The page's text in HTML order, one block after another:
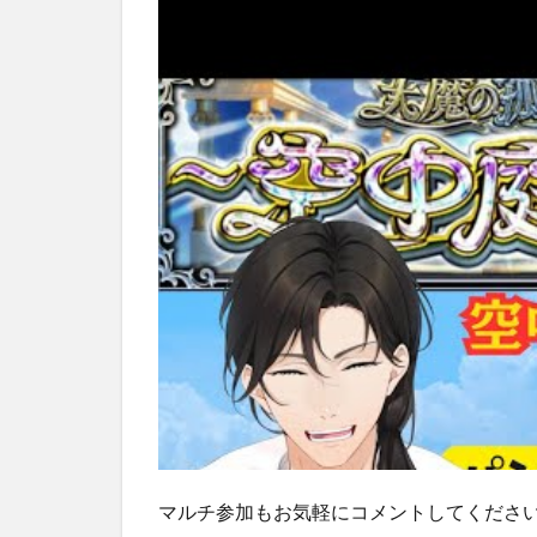
マルチ参加もお気軽にコメントしてくださ